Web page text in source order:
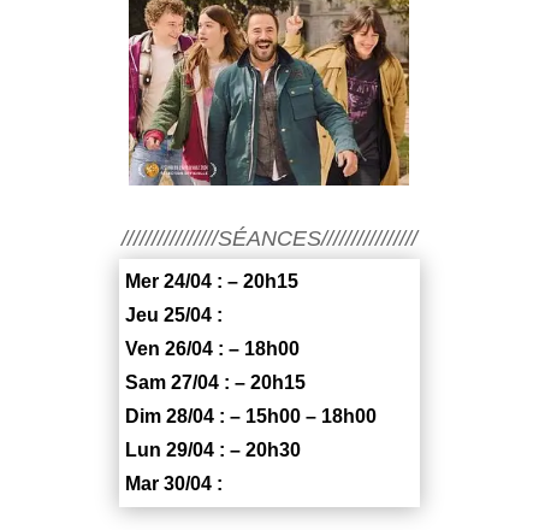
////////////////SÉANCES////////////////
Mer 24/04 : – 20h15
Jeu 25/04 :
Ven 26/04 : – 18h00
Sam 27/04 : – 20h15
Dim 28/04 : – 15h00 – 18h00
Lun 29/04 : – 20h30
Mar 30/04 :